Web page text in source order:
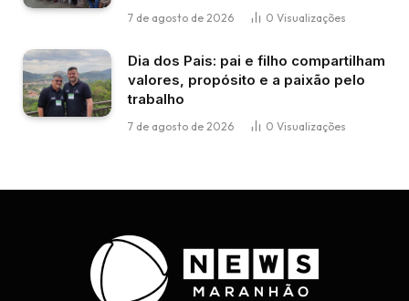
7 de agosto de 2026 0 Visualizações
Dia dos Pais: pai e filho compartilham
valores, propósito e a paixão pelo
trabalho
7 de agosto de 2026 0 Visualizações